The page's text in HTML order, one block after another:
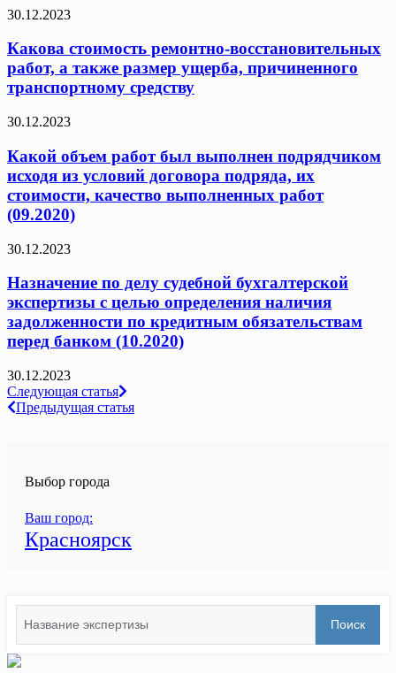
30.12.2023
Какова стоимость ремонтно-восстановительных
работ, а также размер ущерба, причиненного
транспортному средству
30.12.2023
Какой объем работ был выполнен подрядчиком
исходя из условий договора подряда, их
стоимости, качество выполненных работ
(09.2020)
30.12.2023
Назначение по делу судебной бухгалтерской
экспертизы с целью определения наличия
задолженности по кредитным обязательствам
перед банком (10.2020)
30.12.2023
Навигация
по
Следующая статья
Предыдущая статья
Выбор города
Ваш город:
Красноярск
for:
Поиск